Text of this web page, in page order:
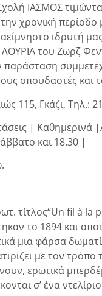
ΙΑΣΜΟΣ
χρονική
ιδρυτή
του Ζωρζ
σπουδαστές και
115, Γκάζι, Τηλ.:
| Καθημερινά
και 18.30 |
τίτλος“Un fil à la
το 1894 και
μια φάρσα
με τον τρόπο
ερωτικά
σ’ ένα